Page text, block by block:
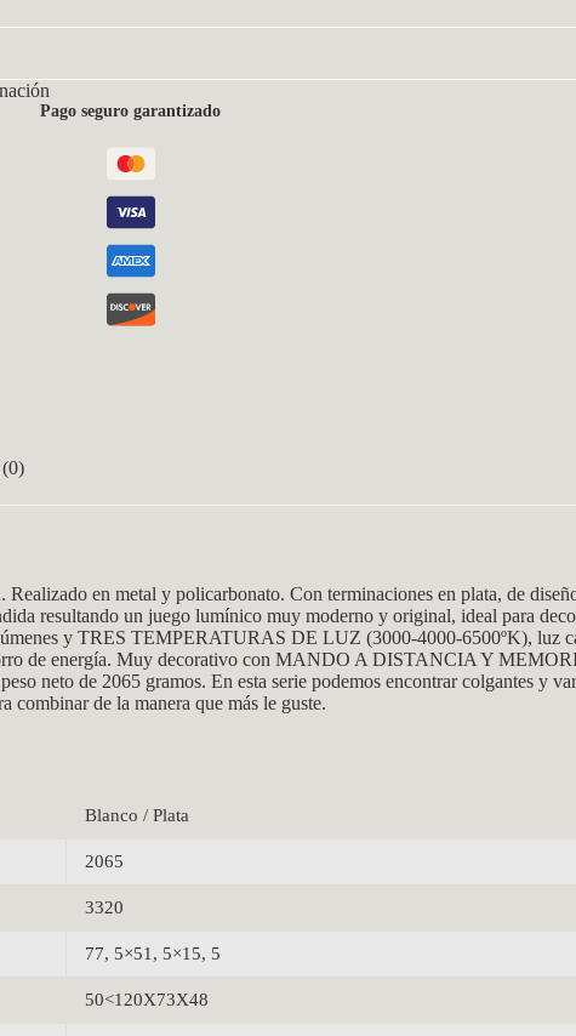
Pago seguro garantizado
en metal y policarbonato. Con terminaciones en plata, de
resultando un juego lumínico muy moderno y original, ideal para
y TRES TEMPERATURAS DE LUZ (3000-4000-6500ºK), luz
de energía. Muy decorativo con MANDO A DISTANCIA Y
neto de 2065 gramos. En esta serie podemos encontrar colgantes y
combinar de la manera que más le guste.
Blanco / Plata
2065
3320
77, 5×51, 5×15, 5
50<120X73X48